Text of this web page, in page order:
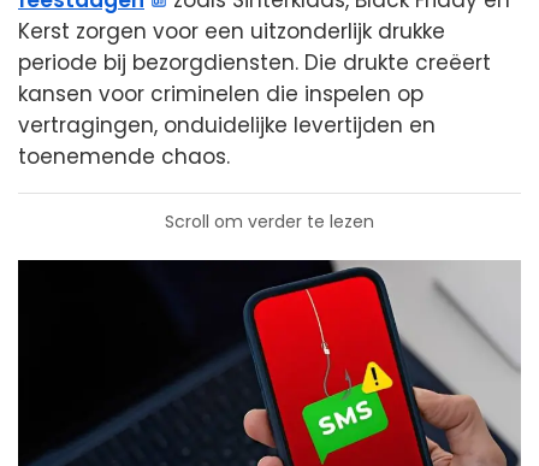
Kerst zorgen voor een uitzonderlijk drukke
periode bij bezorgdiensten. Die drukte creëert
kansen voor criminelen die inspelen op
vertragingen, onduidelijke levertijden en
toenemende chaos.
Scroll om verder te lezen